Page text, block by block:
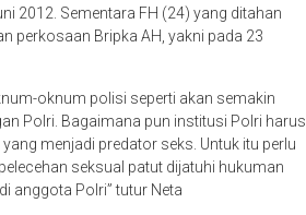
2012. Sementara FH (24) yang ditahan
perkosaan Bripka AH, yakni pada 23
oknum polisi seperti akan semakin
Polri. Bagaimana pun institusi Polri harus
menjadi predator seks. Untuk itu perlu
seksual patut dijatuhi hukuman
anggota Polri” tutur Neta